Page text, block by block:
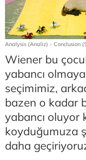
Analysis (Analiz) - Conclusion
Wiener bu
yabancı
seçimimiz,
bazen o kadar
yabancı oluyor
koyduğumuza
daha